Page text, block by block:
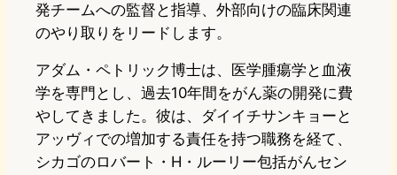
発チームへの監督と指導、外部向けの臨床関連
のやり取りをリードします。
アダム・ペトリック博士は、医学腫瘍学と血液
学を専門とし、過去10年間をがん薬の開発に費
やしてきました。彼は、ダイイチサンキョーと
アッヴィでの増加する責任を持つ職務を経て、
シカゴのロバート・H・ルーリー包括がんセン